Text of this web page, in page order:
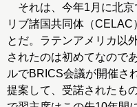
それは、今年1月に北京
リブ諸国共同体（CELAC
とだ。ラテンアメリカ以
されたのは初めてなので
ルでBRICS会議が開催さ
提案して、受諾されたも